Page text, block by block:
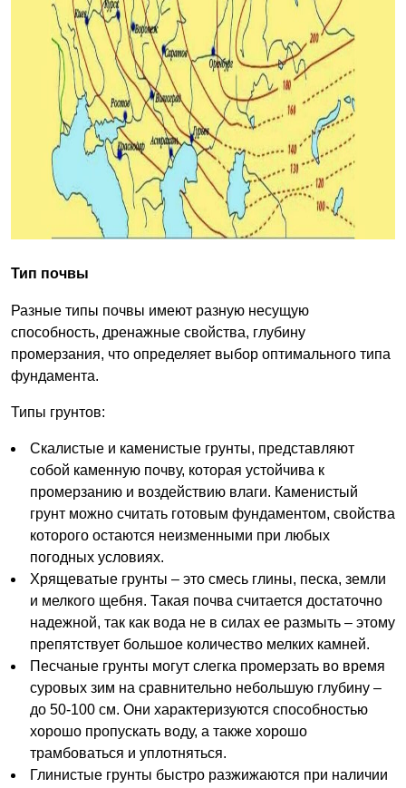
Тип почвы
Разные типы почвы имеют разную несущую
способность, дренажные свойства, глубину
промерзания, что определяет выбор оптимального типа
фундамента.
Типы грунтов:
Скалистые и каменистые грунты, представляют
собой каменную почву, которая устойчива к
промерзанию и воздействию влаги. Каменистый
грунт можно считать готовым фундаментом, свойства
которого остаются неизменными при любых
погодных условиях.
Хрящеватые грунты – это смесь глины, песка, земли
и мелкого щебня. Такая почва считается достаточно
надежной, так как вода не в силах ее размыть – этому
препятствует большое количество мелких камней.
Песчаные грунты могут слегка промерзать во время
суровых зим на сравнительно небольшую глубину –
до 50-100 см. Они характеризуются способностью
хорошо пропускать воду, а также хорошо
трамбоваться и уплотняться.
Глинистые грунты быстро разжижаются при наличии